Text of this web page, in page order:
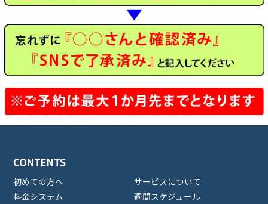
CONTENTS
初めての方へ
サービスについて
料金システム
週間スケジュール